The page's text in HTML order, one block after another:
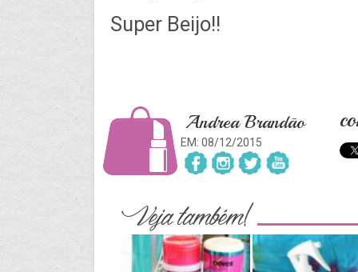
Super Beijo!!
Andrea Brandão
EM: 08/12/2015